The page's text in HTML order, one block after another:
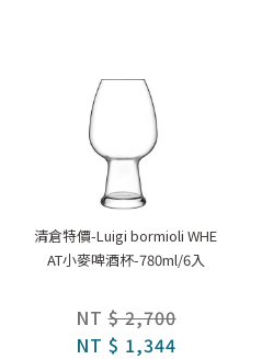
清倉特價-Luigi bormioli WHE
AT小麥啤酒杯-780ml/6入
NT $ 2,700
NT $ 1,344